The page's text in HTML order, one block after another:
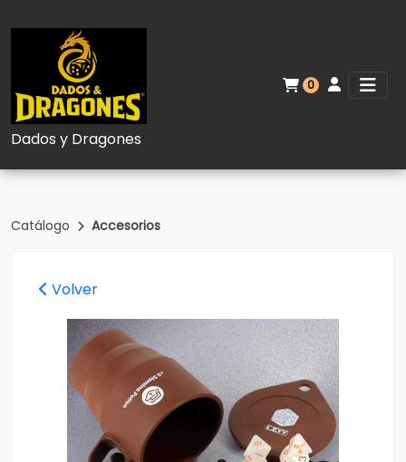
Dados y Dragones
0
Catálogo Accesorios
Volver